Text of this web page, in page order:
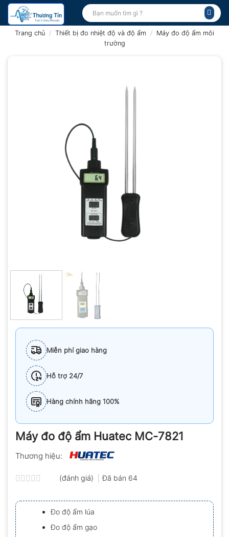
Bỏ
qua
Tìm
kiếm:
Trang chủ / Thiết bị đo nhiệt độ và độ ẩm /
Máy đo độ ẩm môi
trường
Miễn phí giao hàng
Hỗ trợ 24/7
Hàng chính hãng 100%
Máy đo độ ẩm Huatec MC-7821
Thương hiệu:
xếp
hạng
0.0
5
sao
(đánh giá) Đã bán 64
Đo độ ẩm lúa
Đo độ ẩm gạo